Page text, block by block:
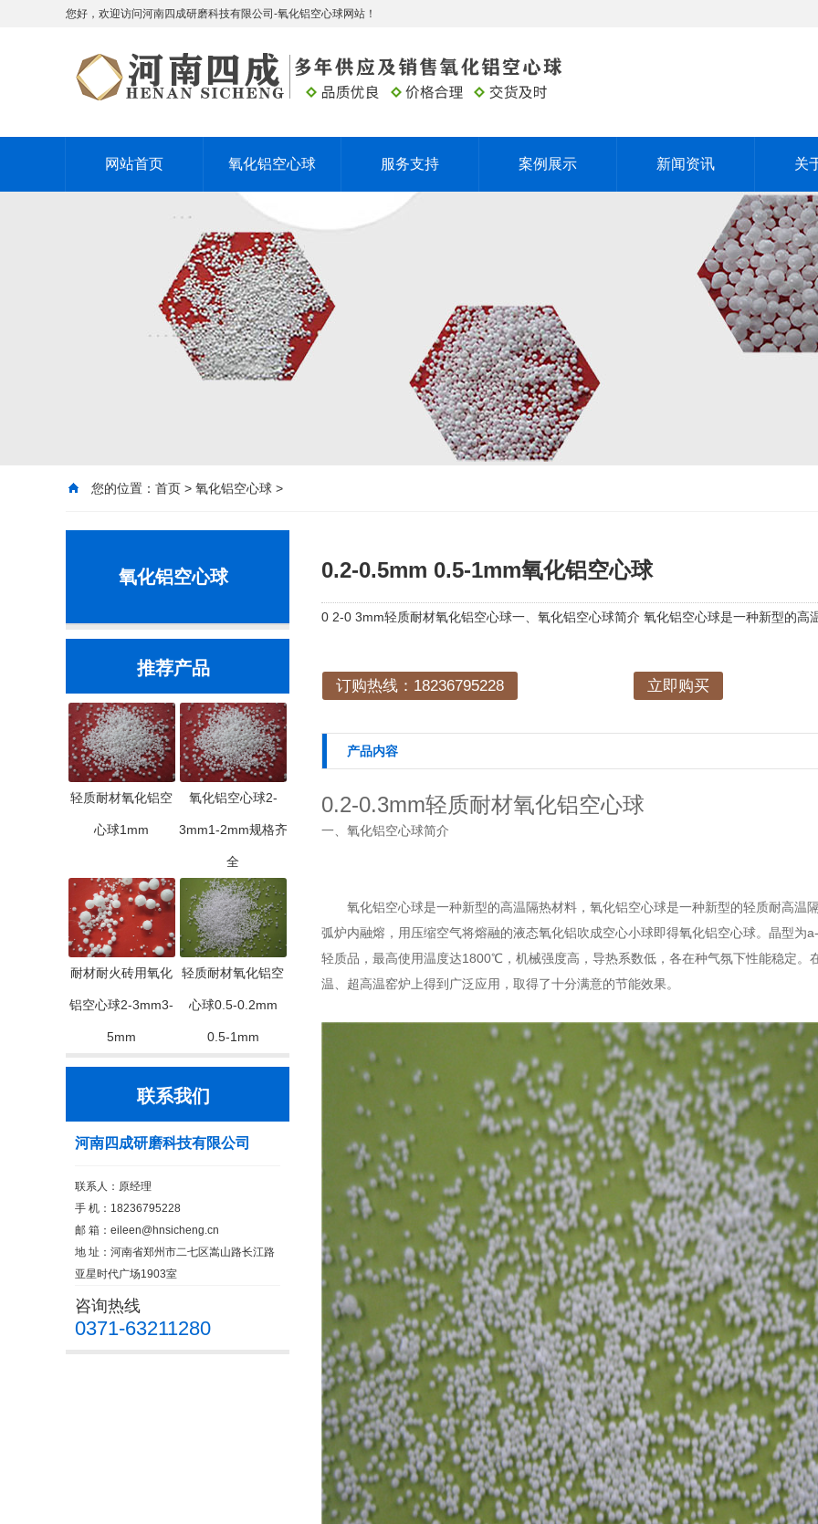
您好，欢迎访问河南四成研磨科技有限公司-氧化铝空心球网站！
网站首页 氧化铝空心球 服务支持 案例展示 新闻资讯 关
您的位置： 首页 > 氧化铝空心球 >
氧化铝空心球
推荐产品
轻质耐材氧化铝空
心球1mm
氧化铝空心球2-
3mm1-2mm规格齐
全
耐材耐火砖用氧化
铝空心球2-3mm3-
5mm
轻质耐材氧化铝空
心球0.5-0.2mm
0.5-1mm
联系我们
河南四成研磨科技有限公司
联系人：原经理
手 机：18236795228
邮 箱： eileen@hnsicheng.cn
地 址：河南省郑州市二七区嵩山路长江路
亚星时代广场1903室
咨询热线
0371-63211280
0.2-0.5mm 0.5-1mm氧化铝空心球
0 2-0 3mm轻质耐材氧化铝空心球一、氧化铝空心球简介 氧化铝空心球是一种新型的
订购热线：18236795228 立即购买
产品内容
0.2-0.3mm轻质耐材氧化铝空心球
一、氧化铝空心球简介
氧化铝空心球是一种新型的高温隔热材料，氧化铝空心球是一种新型的轻质耐高温
弧炉内融熔，用压缩空气将熔融的液态氧化铝吹成空心小球即得氧化铝空心球。晶型
轻质品，最高使用温度达1800℃，机械强度高，导热系数低，各在种气氛下性能稳定
温、超高温窑炉上得到广泛应用，取得了十分满意的节能效果。